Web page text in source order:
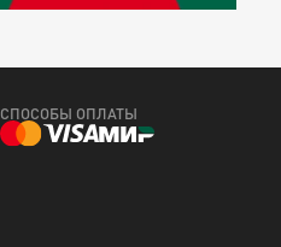
СПОСОБЫ ОПЛАТЫ